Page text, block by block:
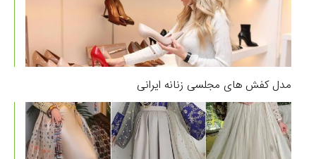
مدل کفش های مجلسی زنانه ایرانی